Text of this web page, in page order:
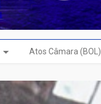
Atos Câmara (BOL)